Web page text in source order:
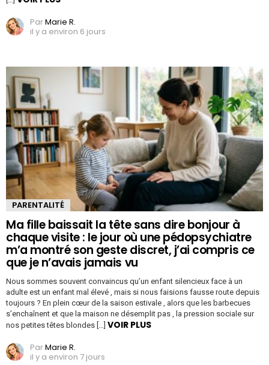
ParMarie R.
il y a environ 6 jours
PARENTALITÉ
Ma fille baissait la tête sans dire bonjour à
chaque visite : le jour où une pédopsychiatre
m’a montré son geste discret, j’ai compris ce
que je n’avais jamais vu
Nous sommes souvent convaincus qu’un enfant silencieux face à un
adulte est un enfant mal élevé , mais si nous faisions fausse route depuis
toujours ? En plein cœur de la saison estivale , alors que les barbecues
s’enchaînent et que la maison ne désemplit pas , la pression sociale sur
nos petites têtes blondes […] VOIR PLUS
ParMarie R.
il y a environ 7 jours